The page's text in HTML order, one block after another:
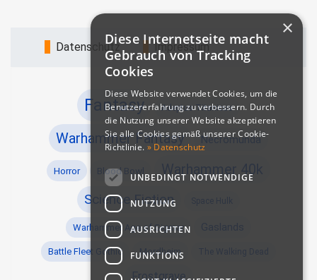
Datenschutz Impressum
Fantasy Adeptus Titanicus
Warhammer Fantasy Necromunda
Horror Blood Bowl
Science Fiction
Warhammer Age of Sigmar
Battle Fleet Gothic Mordheim
Frostgrave
×
Diese Internetseite macht
Gebrauch von Tracking
Cookies
Diese Website verwendet Cookies, um die
Benutzererfahrung zu verbessern. Durch
die Nutzung unserer Website akzeptieren
Sie alle Cookies gemäß unserer Cookie-
Richtlinie. » Datenschutz
UNBEDINGT NOTWENDIGE
NUTZUNG
AUSRICHTEN
FUNKTIONS